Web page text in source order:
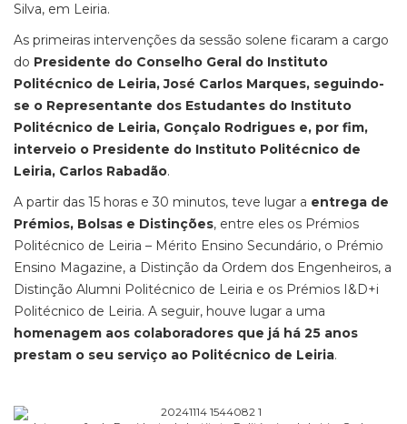
Silva, em Leiria.
As primeiras intervenções da sessão solene ficaram a cargo
do Presidente do Conselho Geral do Instituto
Politécnico de Leiria, José Carlos Marques, seguindo-
se o Representante dos Estudantes do Instituto
Politécnico de Leiria, Gonçalo Rodrigues e, por fim,
interveio o Presidente do Instituto Politécnico de
Leiria, Carlos Rabadão.
A partir das 15 horas e 30 minutos, teve lugar a entrega de
Prémios, Bolsas e Distinções, entre eles os Prémios
Politécnico de Leiria – Mérito Ensino Secundário, o Prémio
Ensino Magazine, a Distinção da Ordem dos Engenheiros, a
Distinção Alumni Politécnico de Leiria e os Prémios I&D+i
Politécnico de Leiria. A seguir, houve lugar a uma
homenagem aos colaboradores que já há 25 anos
prestam o seu serviço ao Politécnico de Leiria.